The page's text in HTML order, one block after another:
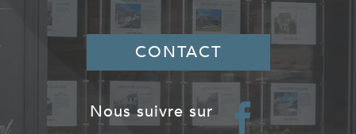
CONTACT
nous suivre sur